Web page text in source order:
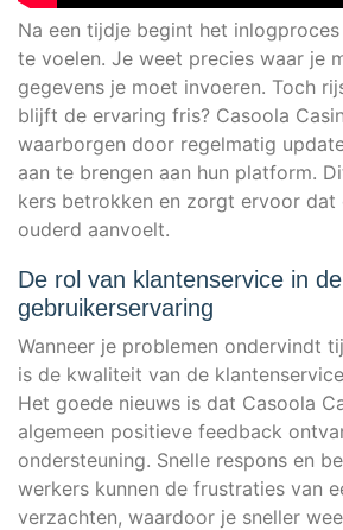
Na een tijd­je beg­int het
te voelen. Je weet pre­ci­es waar je
gege­vens je moet invoe­ren. Toch
bli­jft de erva­ring fris? Casoo­la
waar­bor­gen door regel­ma­tig
aan te bren­gen aan hun plat­form.
kers betrok­ken en zorgt ervo­or
ou­derd aanvoelt.
De rol van klantenservice in de
gebruikerservaring
Wan­neer je pro­ble­men onder­vindt
is de kwa­li­te­it van de
Het goe­de nieuws is dat Casoo­la
alge­meen posi­tie­ve feed­back
onder­ste­u­ning. Snel­le respons en
wer­kers kun­nen de frus­tra­ties van
verz­ach­ten, waar­door je snel­ler